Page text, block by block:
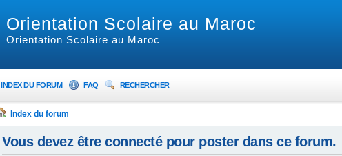
Orientation Scolaire au Maroc
Orientation Scolaire au Maroc
INDEX DU FORUM FAQ RECHERCHER
Index du forum
Vous devez être connecté pour poster dans ce forum.